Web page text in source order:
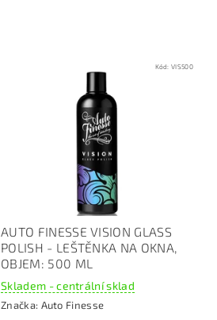
Kód:VIS500
AUTO FINESSE VISION GLASS
POLISH - LEŠTĚNKA NA OKNA,
OBJEM: 500 ML
Skladem - centrální sklad
Značka: Auto Finesse